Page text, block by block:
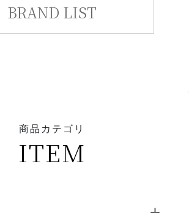
BRAND LIST
商品カテゴリ
ITEM